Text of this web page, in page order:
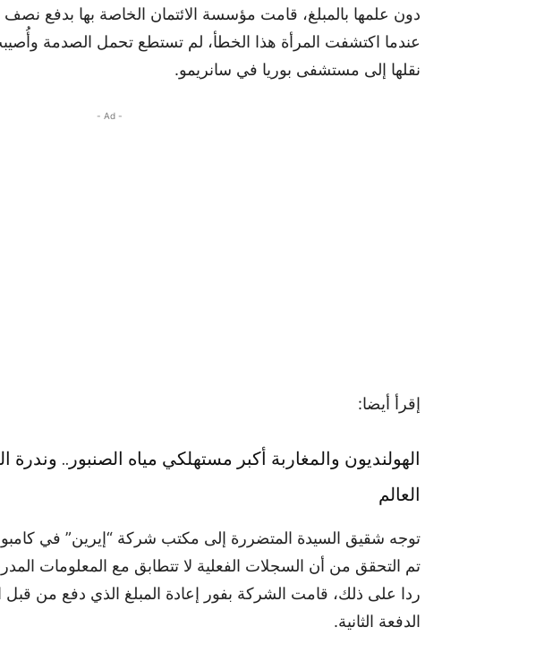
دون علمها بالمبلغ، قامت مؤسسة الائتمان الخاصة بها بدفع نصف
عندما اكتشفت المرأة هذا الخطأ، لم تستطع تحمل الصدمة
نقلها إلى مستشفى بوريا في سانريمو.
- Ad -
إقرأ أيضا:
الهولنديون والمغاربة أكبر مستهلكي مياه الصنبور.. وندرة
العالم
توجه شقيق السيدة المتضررة إلى مكتب شركة “إيرين” في
تم التحقق من أن السجلات الفعلية لا تتطابق مع المعلومات
ردا على ذلك، قامت الشركة بفور إعادة المبلغ الذي دفع من
الدفعة الثانية.